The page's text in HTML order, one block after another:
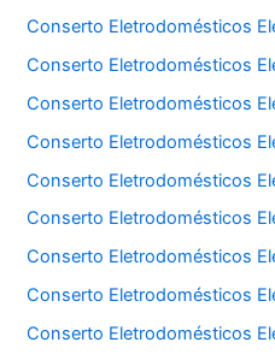
Conserto Eletrodomésticos
Conserto Eletrodomésticos
Conserto Eletrodomésticos
Conserto Eletrodomésticos
Conserto Eletrodomésticos
Conserto Eletrodomésticos
Conserto Eletrodomésticos
Conserto Eletrodomésticos
Conserto Eletrodomésticos